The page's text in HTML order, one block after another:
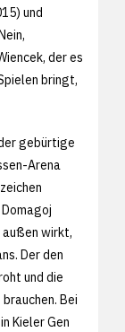
und
der es
bringt,
gebürtige
Arena
außen wirkt,
Der den
und die
Bei
Kieler Gen